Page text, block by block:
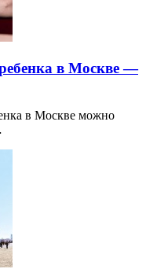
в Москве —
в Москве можно